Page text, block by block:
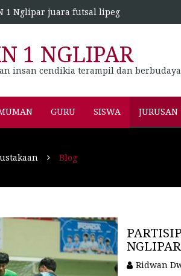
1 Nglipar juara futsal lipeg
1 NGLIPAR
insan cendikia terampil dan berbudaya
GURU SISWA JURUSAN
Blog
Ridwan